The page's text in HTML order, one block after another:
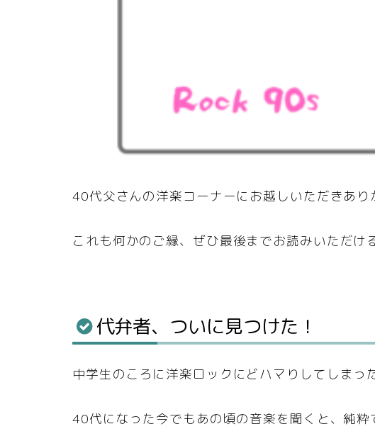
40代父さんの洋楽コーナーにお越しいただきあり
これも何かのご縁、ぜひ最後までお読みいただけ
代弁者、ついに見つけた！
中学生のころに洋楽ロックにどハマりしてしまっ
40代になった今でもあの頃の音楽を聞くと、純粋